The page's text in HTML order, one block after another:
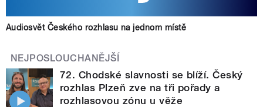
Audiosvět Českého rozhlasu na jednom místě
NEJPOSLOUCHANĚJŠÍ
72. Chodské slavnosti se blíží. Český
rozhlas Plzeň zve na tři pořady a
rozhlasovou zónu u věže